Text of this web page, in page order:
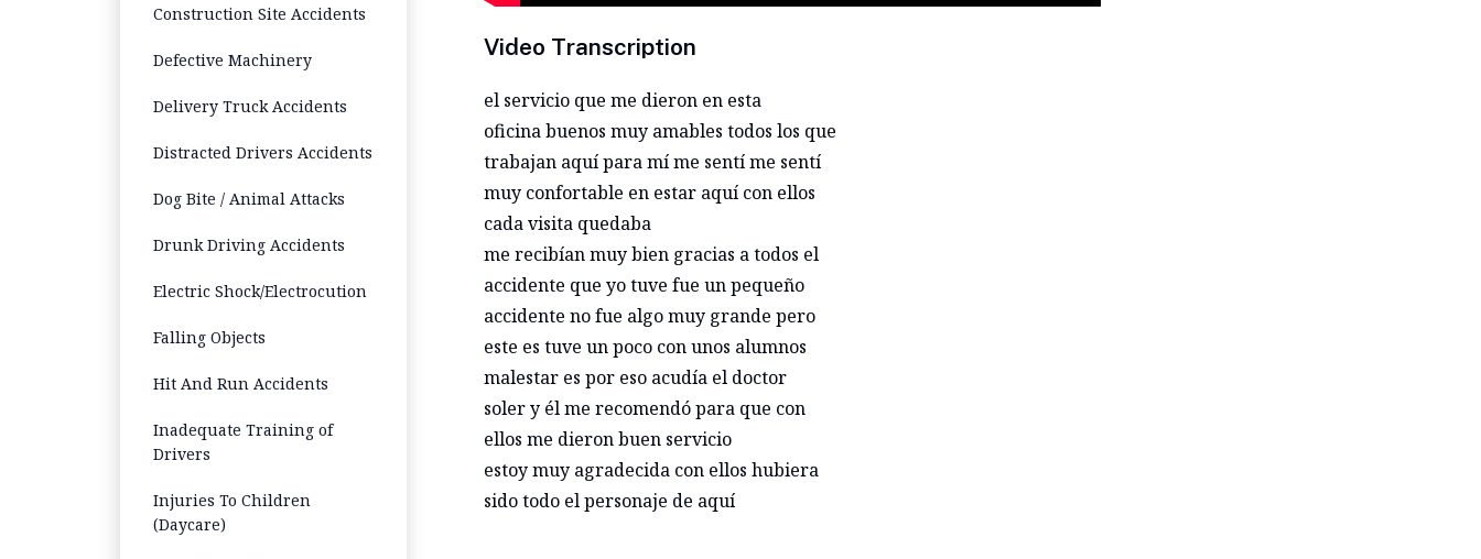
Video Transcription
el servicio que me dieron en esta
oficina buenos muy amables todos los que
trabajan aquí para mí me sentí me sentí
muy confortable en estar aquí con ellos
cada visita quedaba
me recibían muy bien gracias a todos el
accidente que yo tuve fue un pequeño
accidente no fue algo muy grande pero
este es tuve un poco con unos alumnos
malestar es por eso acudía el doctor
soler y él me recomendó para que con
ellos me dieron buen servicio
estoy muy agradecida con ellos hubiera
sido todo el personaje de aquí
Construction Site Accidents
Defective Machinery
Delivery Truck Accidents
Distracted Drivers Accidents
Dog Bite / Animal Attacks
Drunk Driving Accidents
Electric Shock/Electrocution
Falling Objects
Hit And Run Accidents
Inadequate Training of
Drivers
Injuries To Children
(Daycare)